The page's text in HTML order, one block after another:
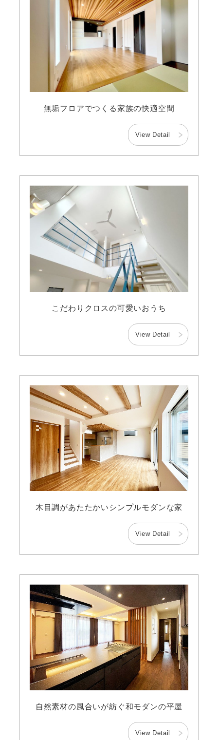
無垢フロアでつくる家族の快適空間
View Detail
こだわりクロスの可愛いおうち
View Detail
木目調があたたかいシンプルモダンな家
View Detail
自然素材の風合いが紡ぐ和モダンの平屋
View Detail